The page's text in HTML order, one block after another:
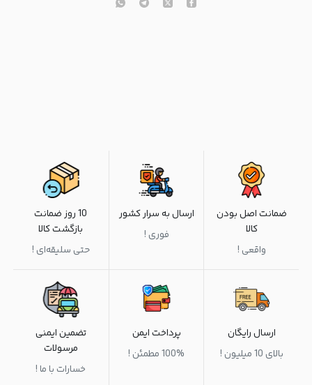
ضمانت اصل بودن
کالا
واقعی !
ارسال به سرار کشور
فوری !
10 روز ضمانت
بازگشت کالا
حتی سلیقه‌ای !
ارسال رایگان
بالای 10 میلیون !
پرداخت ایمن
100% مطمئن !
تضمین ایمنی
مرسولات
خسارات با ما !